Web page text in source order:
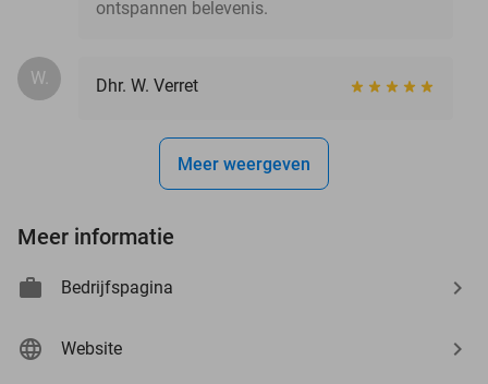
ontspannen belevenis.
W. Dhr. W. Verret
Meer weergeven
Meer informatie
Bedrijfspagina
Website